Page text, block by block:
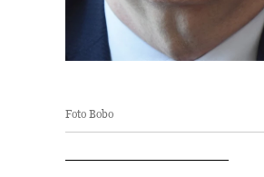
Foto Bobo